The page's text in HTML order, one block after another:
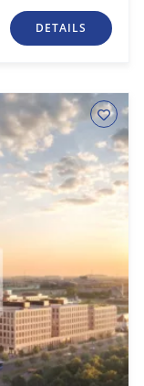
DETAILS